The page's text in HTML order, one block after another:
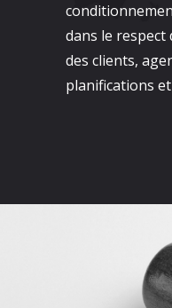
dans le respect
des clients,
planifications